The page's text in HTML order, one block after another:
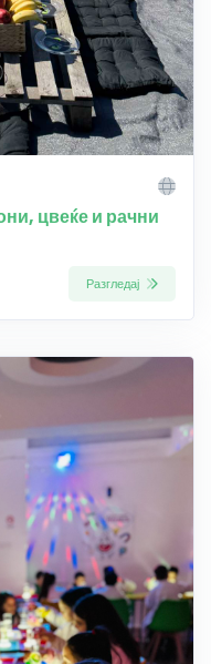
цвеќе и рачни
Разгледај